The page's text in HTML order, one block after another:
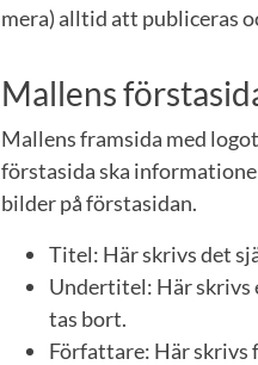
mera) alltid att publiceras
Mallens
Mallens framsida med
förstasida ska
bilder på förstasidan.
Titel: Här skrivs det
Undertitel: Här skrivs
tas bort.
Författare: Här skrivs